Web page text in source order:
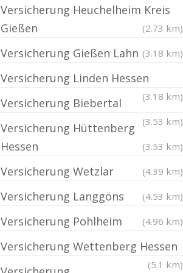
Versicherung Heuchelheim Kreis
Gießen
(2.73 km)
Versicherung Gießen Lahn (3.18 km)
Versicherung Linden Hessen
(3.18 km)
Versicherung Biebertal
(3.53 km)
Versicherung Hüttenberg
Hessen
(3.53 km)
Versicherung Wetzlar (4.39 km)
Versicherung Langgöns (4.53 km)
Versicherung Pohlheim (4.96 km)
Versicherung Wettenberg Hessen
(5.1 km)